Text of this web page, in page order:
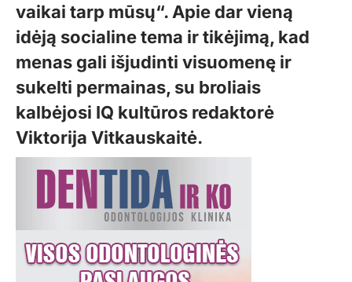
vaikai tarp mūsų“. Apie dar vieną
idėją socialine tema ir tikėjimą, kad
menas gali išjudinti visuomenę ir
sukelti permainas, su broliais
kalbėjosi IQ kultūros redaktorė
Viktorija Vitkauskaitė.